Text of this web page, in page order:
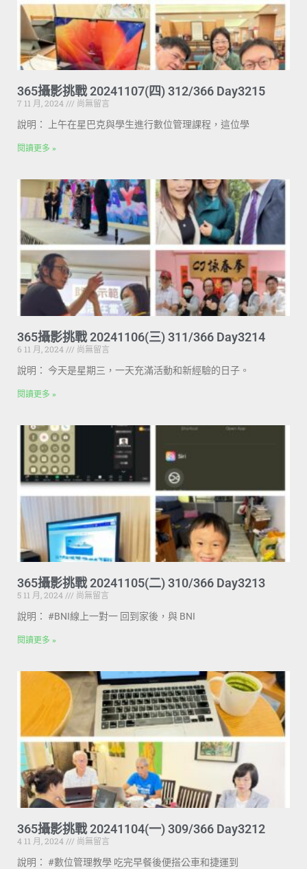
365攝影挑戰 20241107(四) 312/366 Day3215
7 11 月, 2024
尚無留言
說明： 上午在星巴克與學生進行數位管理課程，這位學
閱讀更多 »
365攝影挑戰 20241106(三) 311/366 Day3214
6 11 月, 2024
尚無留言
說明： 今天是星期三，一天充滿活動和新經驗的日子。
閱讀更多 »
365攝影挑戰 20241105(二) 310/366 Day3213
5 11 月, 2024
尚無留言
說明： #BNI線上一對一 回到家後，與 BNI
閱讀更多 »
365攝影挑戰 20241104(一) 309/366 Day3212
4 11 月, 2024
尚無留言
說明： #數位管理教學 吃完早餐後便搭公車和捷運到